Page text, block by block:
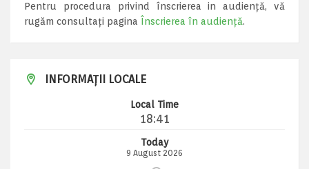
Pentru procedura privind înscrierea in audiență, vă
rugăm consultați pagina Înscrierea în audiență.
INFORMAȚII LOCALE
Local Time
18:41
Today
9 August 2026